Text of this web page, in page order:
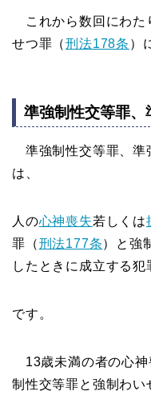
これから数回にわた
せつ罪（刑法178条 ）
準強制性交等罪、
準強制性交等罪、準
は、
人の心神喪失若しくは
罪（刑法177条）と強
したときに成立する犯
です。
13歳未満の者の心神
制性交等罪と強制わい